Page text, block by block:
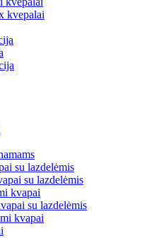
kvepalai
su lazdelėmis
su lazdelėmis
kvapai
su lazdelėmis
kvapai